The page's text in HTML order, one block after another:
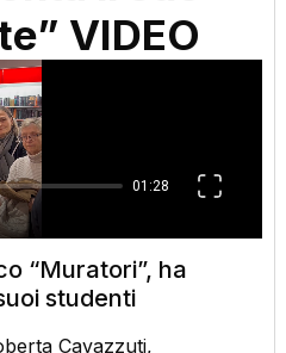
VIDEO
“Muratori”, ha
studenti
Cavazzuti,